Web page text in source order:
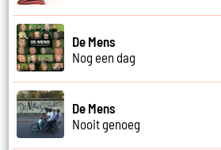
De Mens
Nog een dag
De Mens
Nooit genoeg